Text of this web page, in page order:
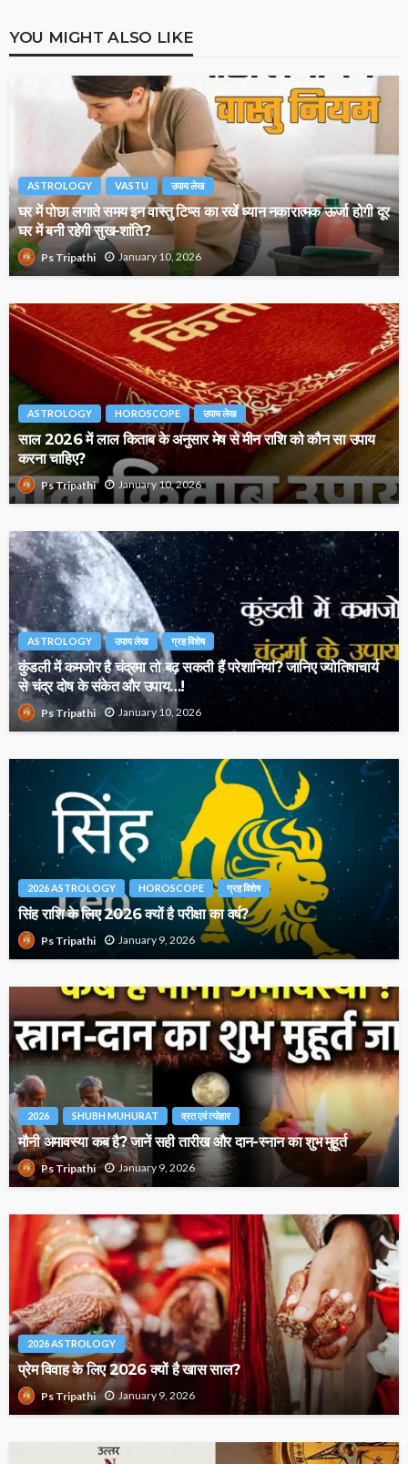
YOU MIGHT ALSO LIKE
ASTROLOGY VASTU उपाय लेख
घर में पोछा लगाते समय इन वास्तु टिप्स का रखें ध्यान नकारात्मक ऊर्जा होगी दूर
घर में बनी रहेगी सुख-शांति?
Ps Tripathi January 10, 2026
ASTROLOGY HOROSCOPE उपाय लेख
साल 2026 में लाल किताब के अनुसार मेष से मीन राशि को कौन सा उपाय
करना चाहिए?
Ps Tripathi January 10, 2026
ASTROLOGY उपाय लेख ग्रह विशेष
कुंडली में कमजोर है चंद्रमा तो बढ़ सकती हैं परेशानियां? जानिए ज्योतिषाचार्य
से चंद्र दोष के संकेत और उपाय…!
Ps Tripathi January 10, 2026
2026 ASTROLOGY HOROSCOPE ग्रह विशेष
सिंह राशि के लिए 2026 क्यों है परीक्षा का वर्ष?
Ps Tripathi January 9, 2026
2026 SHUBH MUHURAT व्रत एवं त्योहार
मौनी अमावस्या कब है? जानें सही तारीख और दान-स्नान का शुभ मुहूर्त
Ps Tripathi January 9, 2026
2026 ASTROLOGY
प्रेम विवाह के लिए 2026 क्यों है खास साल?
Ps Tripathi January 9, 2026